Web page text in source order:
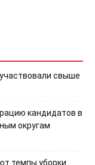
свыше
кандидатов в
округам
темпы уборки